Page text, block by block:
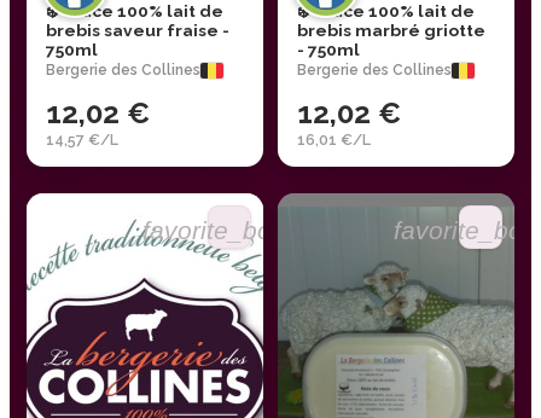
❄️ Glace 100% lait de
brebis saveur fraise -
750ml
Bergerie des Collines
12,02 €
14,57 €/L
❄️ Glace 100% lait de
brebis marbré griotte
- 750ml
Bergerie des Collines
12,02 €
16,01 €/L
favorite_border